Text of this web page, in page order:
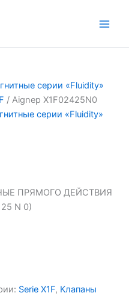
серии «Fluidity»
/ Aignep X1F02425N0
серии «Fluidity»
ПРЯМОГО ДЕЙСТВИЯ
N 0)
Serie X1F, Клапаны